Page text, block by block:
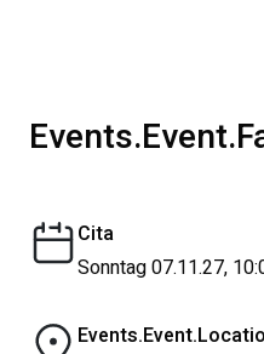
Cita
Sonntag 07.11.27,